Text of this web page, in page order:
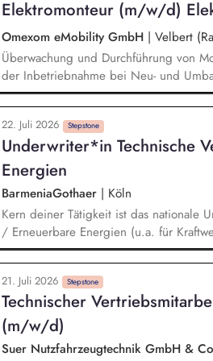
Schwerpunkt Ihrer Tätigkeit. Sie
von Energiespeicher- und
Ladesystemen im Prüflabor oder bei
Elektromonteur (m/w/d)
Omexom eMobility GmbH | Velbert
Überwachung und Durchführung von
der Inbetriebnahme bei Neu- und
Ladestationen) Durchführung von
DC- und AC-Ladeinfrastruktur sowie an
Prüfung und Bedienung von
Störungen und anschließende
Dokumentation und Reporting von
22. Juli 2026 Stepstone
Underwriter*in Technische
Energien
BarmeniaGothaer | Köln
Kern deiner Tätigkeit ist das nationale
/ Erneuerbare Energien (u.a. für
Photovoltaikanlagen, Biogasanlagen,
aber auch für Anlagen und Geräte im
how bei der Risikoanalyse und -
ein. Außerdem verantwortest du das
fachlich den Vertrieb und sorgst für die
Antragsunterlagen des Betriebs.
21. Juli 2026 Stepstone
Technischer
(m/w/d)
Suer Nutzfahrzeugtechnik GmbH &